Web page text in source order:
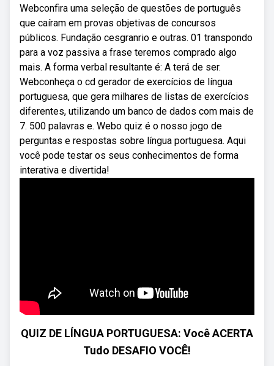
Webconfira uma seleção de questões de português
que caíram em provas objetivas de concursos
públicos. Fundação cesgranrio e outras. 01 transpondo
para a voz passiva a frase teremos comprado algo
mais. A forma verbal resultante é: A terá de ser.
Webconheça o cd gerador de exercícios de língua
portuguesa, que gera milhares de listas de exercícios
diferentes, utilizando um banco de dados com mais de
7. 500 palavras e. Webo quiz é o nosso jogo de
perguntas e respostas sobre língua portuguesa. Aqui
você pode testar os seus conhecimentos de forma
interativa e divertida!
QUIZ DE LÍNGUA PORTUGUESA: Você ACERTA
Tudo DESAFIO VOCÊ!